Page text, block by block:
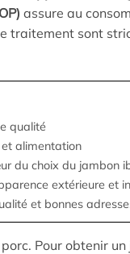
assure au
traitement sont
qualité
alimentation
du choix du jambon
extérieure et
et bonnes
Pour obtenir